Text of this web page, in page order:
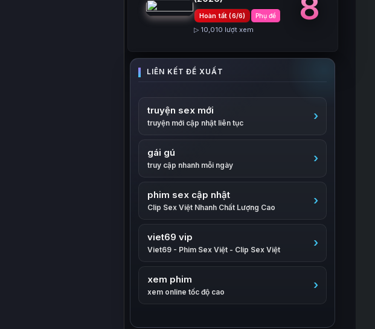
Hoàn tất (6/6) Phụ đề
▷ 10,010 lượt xem
truyện sex mới
truyện mới cập nhật liên tục
gái gú
truy cập nhanh mỗi ngày
phim sex cập nhật
Clip Sex Việt Nhanh Chất Lượng Cao
viet69 vip
Viet69 - Phim Sex Việt - Clip Sex Việt
xem phim
xem online tốc độ cao